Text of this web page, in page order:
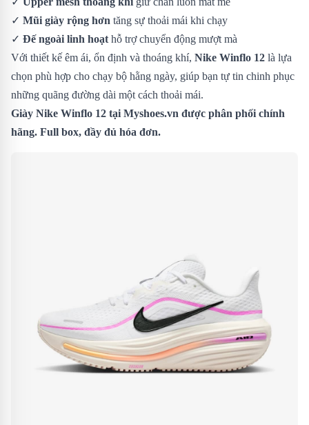
✓ Mũi giày rộng hơn tăng sự thoải mái khi chạy
✓ Đế ngoài linh hoạt hỗ trợ chuyển động mượt mà
Với thiết kế êm ái, ổn định và thoáng khí, Nike Winflo 12 là lựa
chọn phù hợp cho chạy bộ hằng ngày, giúp bạn tự tin chinh phục
những quãng đường dài một cách thoải mái.
Giày Nike Winflo 12 tại Myshoes.vn được phân phối chính
hãng. Full box, đầy đủ hóa đơn.